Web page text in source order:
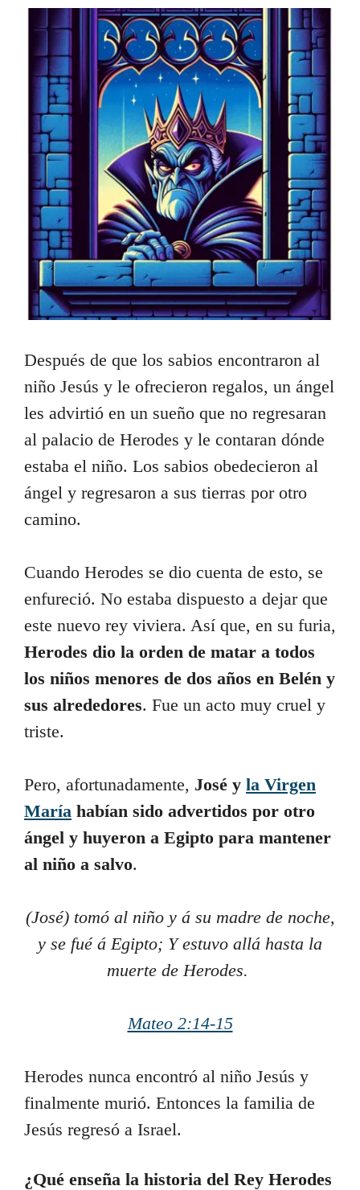
Después de que los sabios encontraron al
niño Jesús y le ofrecieron regalos, un ángel
les advirtió en un sueño que no regresaran
al palacio de Herodes y le contaran dónde
estaba el niño. Los sabios obedecieron al
ángel y regresaron a sus tierras por otro
camino.
Cuando Herodes se dio cuenta de esto, se
enfureció. No estaba dispuesto a dejar que
este nuevo rey viviera. Así que, en su furia,
Herodes dio la orden de matar a todos
los niños menores de dos años en Belén y
sus alrededores. Fue un acto muy cruel y
triste.
Pero, afortunadamente, José y la Virgen
María habían sido advertidos por otro
ángel y huyeron a Egipto para mantener
al niño a salvo.
(José) tomó al niño y á su madre de noche,
y se fué á Egipto; Y estuvo allá hasta la
muerte de Herodes.
Mateo 2:14-15
Herodes nunca encontró al niño Jesús y
finalmente murió. Entonces la familia de
Jesús regresó a Israel.
¿Qué enseña la historia del Rey Herodes